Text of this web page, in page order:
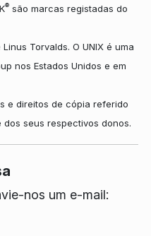
® são marcas registadas do
Torvalds. O UNIX é uma
nos Estados Unidos e em
e direitos de cópia referido
seus respectivos donos.
nos um e-mail: